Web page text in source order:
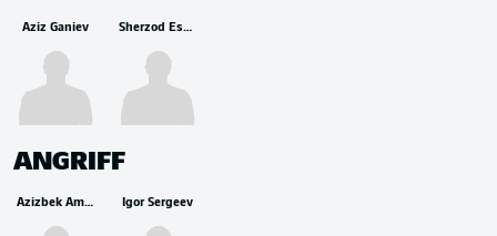
Aziz Ganiev Sherzod Esanov
ANGRIFF
Azizbek Amonov Igor Sergeev